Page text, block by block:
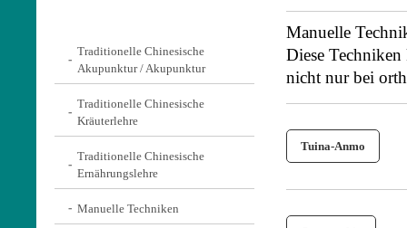
Traditionelle Chinesische
Akupunktur / Akupunktur
Traditionelle Chinesische
Kräuterlehre
Traditionelle Chinesische
Ernährungslehre
Manuelle Techniken
Manuelle
Diese
nicht nur bei
Tuina-Anmo